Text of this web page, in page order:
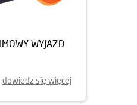
WYJAZD
dowiedz się więcej